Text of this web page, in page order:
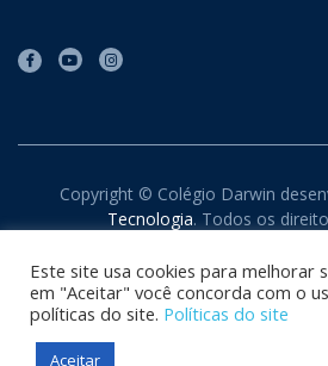
Copyright © Colégio Darwin
Tecnologia. Todos os
Este site usa cookies para melhorar
em "Aceitar" você concorda com o
políticas do site. Políticas do site
Aceitar